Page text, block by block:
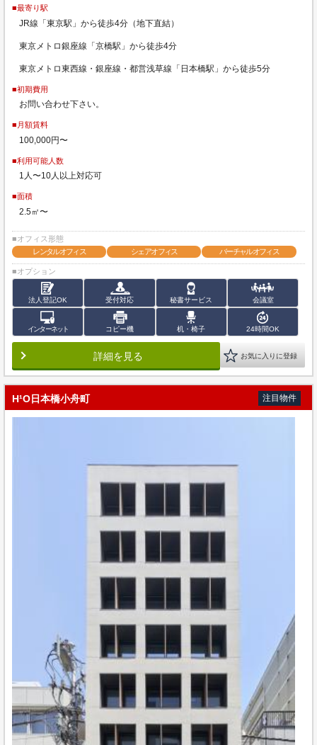
■最寄り駅
JR線「東京駅」から徒歩4分（地下直結）
東京メトロ銀座線「京橋駅」から徒歩4分
東京メトロ東西線・銀座線・都営浅草線「日本橋駅」から徒歩5分
■初期費用
お問い合わせ下さい。
■月額賃料
100,000円〜
■利用可能人数
1人〜10人以上対応可
■面積
2.5㎡〜
■オフィス形態
レンタルオフィス
シェアオフィス バーチャルオフィス
■オプション
法人登記OK 受付対応 秘書サービス 会議室
インターネット コピー機 机・椅子 24時間OK
詳細を見る お気に入りに登録
H¹O日本橋小舟町 注目物件